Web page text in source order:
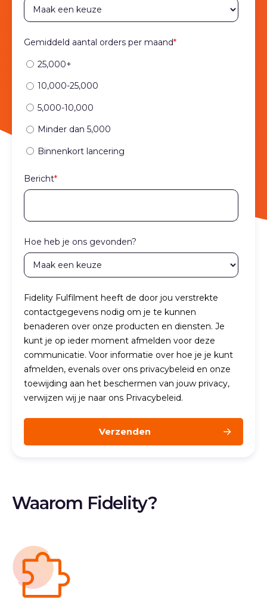
Gemiddeld aantal orders per maand*
25,000+
10,000-25,000
5,000-10,000
Minder dan 5,000
Binnenkort lancering
Bericht*
Hoe heb je ons gevonden?
Fidelity Fulfilment heeft de door jou verstrekte
contactgegevens nodig om je te kunnen
benaderen over onze producten en diensten. Je
kunt je op ieder moment afmelden voor deze
communicatie. Voor informatie over hoe je je kunt
afmelden, evenals over ons privacybeleid en onze
toewijding aan het beschermen van jouw privacy,
verwijzen wij je naar ons Privacybeleid.
Waarom Fidelity?